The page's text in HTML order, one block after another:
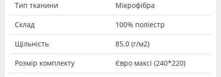
Тип тканини Мікрофібра
Склад 100% поліестр
Щільність 85.0 (г/м2)
Розмір комплекту Євро максі (240*220)